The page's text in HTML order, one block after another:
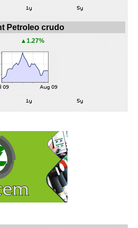
Petroleo crudo
▲1.27%